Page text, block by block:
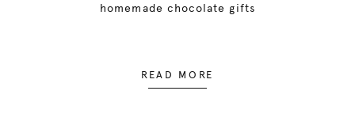
homemade chocolate gifts
READ MORE